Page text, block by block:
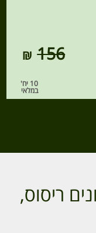
156
10 יח'
במלאי
ריסוס,